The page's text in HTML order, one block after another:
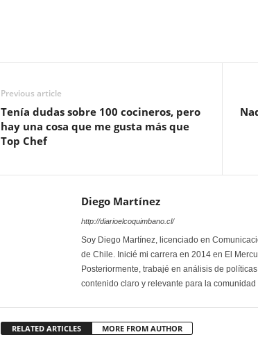
Previous article
Tenía dudas sobre 100 cocineros, pero
hay una cosa que me gusta más que
Top Chef
Diego Martínez
http://diarioelcoquimbano.cl/
Soy Diego Martínez, licenciado en
de Chile. Inicié mi carrera en 2014 en El
Posteriormente, trabajé en análisis de
contenido claro y relevante para la comunidad
RELATED ARTICLES MORE FROM AUTHOR